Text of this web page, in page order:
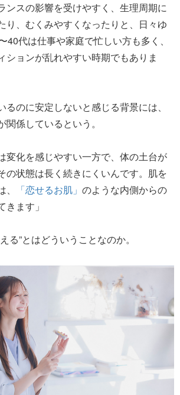
ンスの影響を受けやすく、生理周期に
り、むくみやすくなったりと、日々ゆ
40代は仕事や家庭で忙しい方も多く、
ションが乱れやすい時期でもありま
のに安定しないと感じる背景には、
係しているという。
変化を感じやすい一方で、体の土台が
の状態は長く続きにくいんです。肌を
「恋せるお肌」 のような内側からの
ます」
る”とはどういうことなのか。